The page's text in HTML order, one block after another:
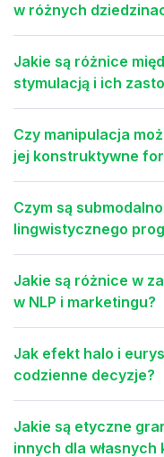
w różnych
Jakie są różnice
stymulacją i ich
Czy manipulacja
jej konstruktywne
Czym są
lingwistycznego
Jakie są różnice w
w NLP i marketingu?
Jak efekt halo i
codzienne decyzje?
Jakie są etyczne
innych dla własnych